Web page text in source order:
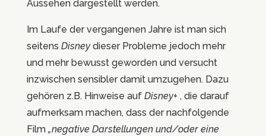
Aussehen dargestellt werden.
Im Laufe der vergangenen Jahre ist man sich
seitens Disney dieser Probleme jedoch mehr
und mehr bewusst geworden und versucht
inzwischen sensibler damit umzugehen. Dazu
gehören z.B. Hinweise auf Disney+ , die darauf
aufmerksam machen, dass der nachfolgende
Film „negative Darstellungen und/oder eine